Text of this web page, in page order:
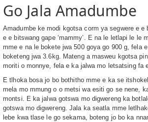
Go Jala Amadumbe
Amadumbe ke modi kgotsa corm ya segwere e e
e e bitswang gape ‘mammy’. E na le letlapi le le
mme e na le bokete jwa 500 goya go 900 g, fela
boketeng jwa 3.6kg. Mateng a masweu kgotsa
moriti o monnye, fela e ka jalwa mo letsatsing fa
E tlhoka bosa jo bo bothitho mme e ka se
mela mo mmung o o metsi wa esiti go se nene,
montsi. E ka jalwa gotswa mo digwereng ka
gotswa mo digwereng. Jala ka seatla mme
lebe kwa tlase le go sekama, boteng jo bo ka